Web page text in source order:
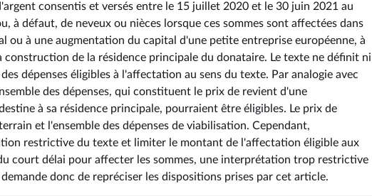
consentis et versés entre le 15 juillet 2020 et le 30 juin 2021 au
défaut, de neveux ou nièces lorsque ces sommes sont affectées dans
ou à une augmentation du capital d'une petite entreprise européenne, à
de la résidence principale du donataire. Le texte ne définit ni
dépenses éligibles à l'affectation au sens du texte. Par analogie avec
des dépenses, qui constituent le prix de revient d'une
à sa résidence principale, pourraient être éligibles. Le prix de
et l'ensemble des dépenses de viabilisation. Cependant,
restrictive du texte et limiter le montant de l'affectation éligible aux
court délai pour affecter les sommes, une interprétation trop restrictive
donc de repréciser les dispositions prises par cet article.